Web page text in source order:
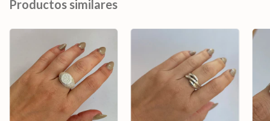
Productos similares